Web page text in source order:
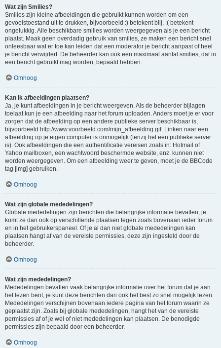
Wat zijn Smilies?
Smilies zijn kleine afbeeldingen die gebruikt kunnen worden om een
gevoelstoestand uit te drukken, bijvoorbeeld :) betekent blij, :( betekent
ongelukkig. Alle beschikbare smilies worden weergegeven als je een bericht
plaatst. Maak geen overdadig gebruik van smilies, ze maken een bericht snel
onleesbaar wat er toe kan leiden dat een moderator je bericht aanpast of heel
je bericht verwijdert. De beheerder kan ook een maximaal aantal smilies, dat in
een bericht gebruikt mag worden, bepaald hebben.
Omhoog
Kan ik afbeeldingen plaatsen?
Ja, je kunt afbeeldingen in je bericht weergeven. Als de beheerder bijlagen
toelaat kun je een afbeelding naar het forum uploaden. Anders moet je er voor
zorgen dat de afbeelding op een andere publieke server beschikbaar is,
bijvoorbeeld http://www.voorbeeld.com/mijn_afbeelding.gif. Linken naar een
afbeelding op je eigen computer is onmogelijk (tenzij het een publieke server
is). Ook afbeeldingen die een authentificatie vereisen zoals in: Hotmail of
Yahoo mailboxen, een wachtwoord beschermde website, enz. kunnen niet
worden weergegeven. Om een afbeelding weer te geven, moet je de BBCode
tag [img] gebruiken.
Omhoog
Wat zijn globale mededelingen?
Globale mededelingen zijn berichten die belangrijke informatie bevatten, je
komt ze dan ook op verschillende plaatsen tegen zoals bovenaan ieder forum
en in het gebruikerspaneel. Of je al dan niet globale mededelingen kan
plaatsen hangt af van de vereiste permissies, deze zijn ingesteld door de
beheerder.
Omhoog
Wat zijn mededelingen?
Mededelingen bevatten vaak belangrijke informatie over het forum dat je aan
het lezen bent, je kunt deze berichten dan ook het best zo snel mogelijk lezen.
Mededelingen verschijnen bovenaan iedere pagina van het forum waarin ze
geplaatst zijn. Zoals bij globale mededelingen, hangt het van de vereiste
permissies af of je wel of niet mededelingen kan plaatsen. De benodigde
permissies zijn bepaald door een beheerder.
Omhoog